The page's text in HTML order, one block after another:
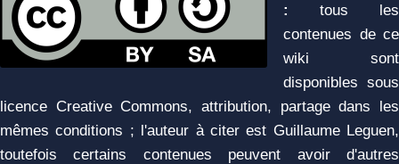
:
tous les
contenues de ce
wiki sont
disponibles sous
licence Creative Commons, attribution, partage dans les
mêmes conditions ; l'auteur à citer est Guillaume Leguen,
toutefois certains contenues peuvent avoir d'autres